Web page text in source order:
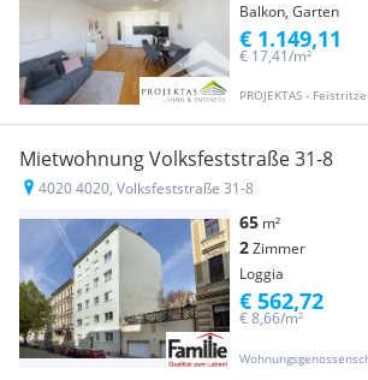
Balkon, Garten
PROJEKTAS -
€ 17,41/m²
€ 1.149,11
Mietwohnung Volksfeststraße 31-8
4020 4020, Volksfeststraße 31-8
65 m²
2Zimmer
Loggia
€ 8,66/m²
€ 562,72